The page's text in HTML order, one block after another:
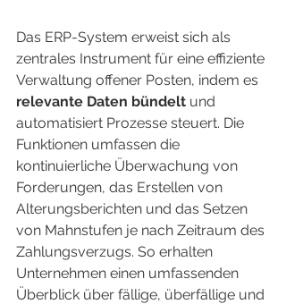
Das ERP-System erweist sich als
zentrales Instrument für eine effiziente
Verwaltung offener Posten, indem es
relevante Daten bündelt und
automatisiert Prozesse steuert. Die
Funktionen umfassen die
kontinuierliche Überwachung von
Forderungen, das Erstellen von
Alterungsberichten und das Setzen
von Mahnstufen je nach Zeitraum des
Zahlungsverzugs. So erhalten
Unternehmen einen umfassenden
Überblick über fällige, überfällige und